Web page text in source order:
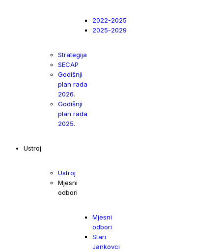
2022-2025
2025-2029
Strategija
SECAP
Godišnji
plan rada
2026.
Godišnji
plan rada
2025.
Ustroj
Ustroj
Mjesni
odbori
Mjesni
odbori
Stari
Jankovci